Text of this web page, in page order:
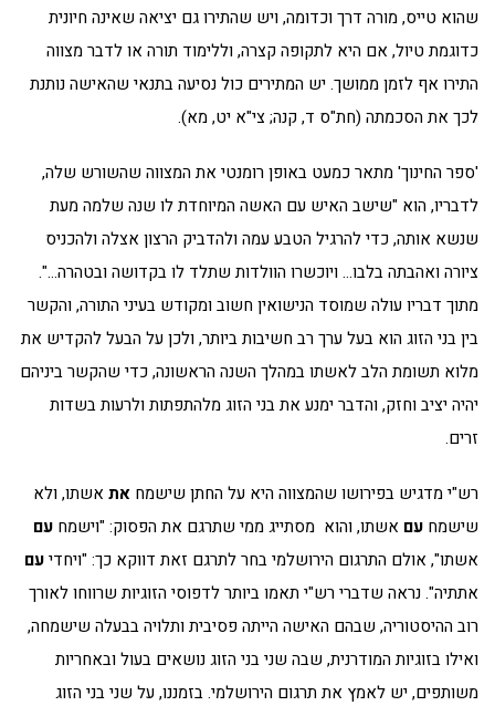
שהוא טייס, מורה דרך וכדומה, ויש שהתירו גם יציאה שאינה חיונית
כדוגמת טיול, אם היא לתקופה קצרה, וללימוד תורה או לדבר מצווה
התירו אף לזמן ממושך. יש המתירים כול נסיעה בתנאי שהאישה נותנת
לכך את הסכמתה (חת"ס ד, קנה; צי"א יט, מא).
'ספר החינוך' מתאר כמעט באופן רומנטי את המצווה שהשורש שלה,
לדבריו, הוא "שישב האיש עם האשה המיוחדת לו שנה שלמה מעת
שנשא אותה, כדי להרגיל הטבע עמה ולהדביק הרצון אצלה ולהכניס
ציורה ואהבתה בלבו… ויוכשרו הוולדות שתלד לו בקדושה ובטהרה…".
מתוך דבריו עולה שמוסד הנישואין חשוב ומקודש בעיני התורה, והקשר
בין בני הזוג הוא בעל ערך רב חשיבות ביותר, ולכן על הבעל להקדיש את
מלוא תשומת הלב לאשתו במהלך השנה הראשונה, כדי שהקשר ביניהם
יהיה יציב וחזק, והדבר ימנע את בני הזוג מלהתפתות ולרעות בשדות
זרים.
רש"י מדגיש בפירושו שהמצווה היא על החתן שישמח את אשתו, ולא
שישמח עם אשתו, והוא מסתייג ממי שתרגם את הפסוק: "וישמח עם
אשתו", אולם התרגום הירושלמי בחר לתרגם זאת דווקא כך: "ויחדיעם
אתתיה". נראה שדברי רש"י תאמו ביותר לדפוסי הזוגיות שרווחו לאורך
רוב ההיסטוריה, שבהם האישה הייתה פסיבית ותלויה בבעלה שישמחה,
ואילו בזוגיות המודרנית, שבה שני בני הזוג נושאים בעול ובאחריות
משותפים, יש לאמץ את תרגום הירושלמי. בזמננו, על שני בני הזוג